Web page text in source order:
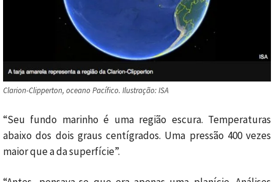
Clarion-Clipperton, oceano Pacífico. Ilustração: ISA
“Seu fundo marinho é uma região escura. Temperaturas
abaixo dos dois graus centígrados. Uma pressão 400 vezes
maior que a da superfície”.